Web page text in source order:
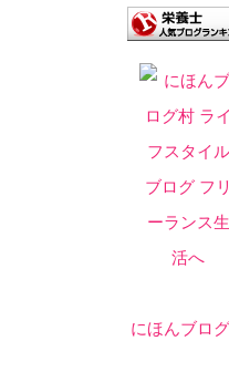
にほんブロ